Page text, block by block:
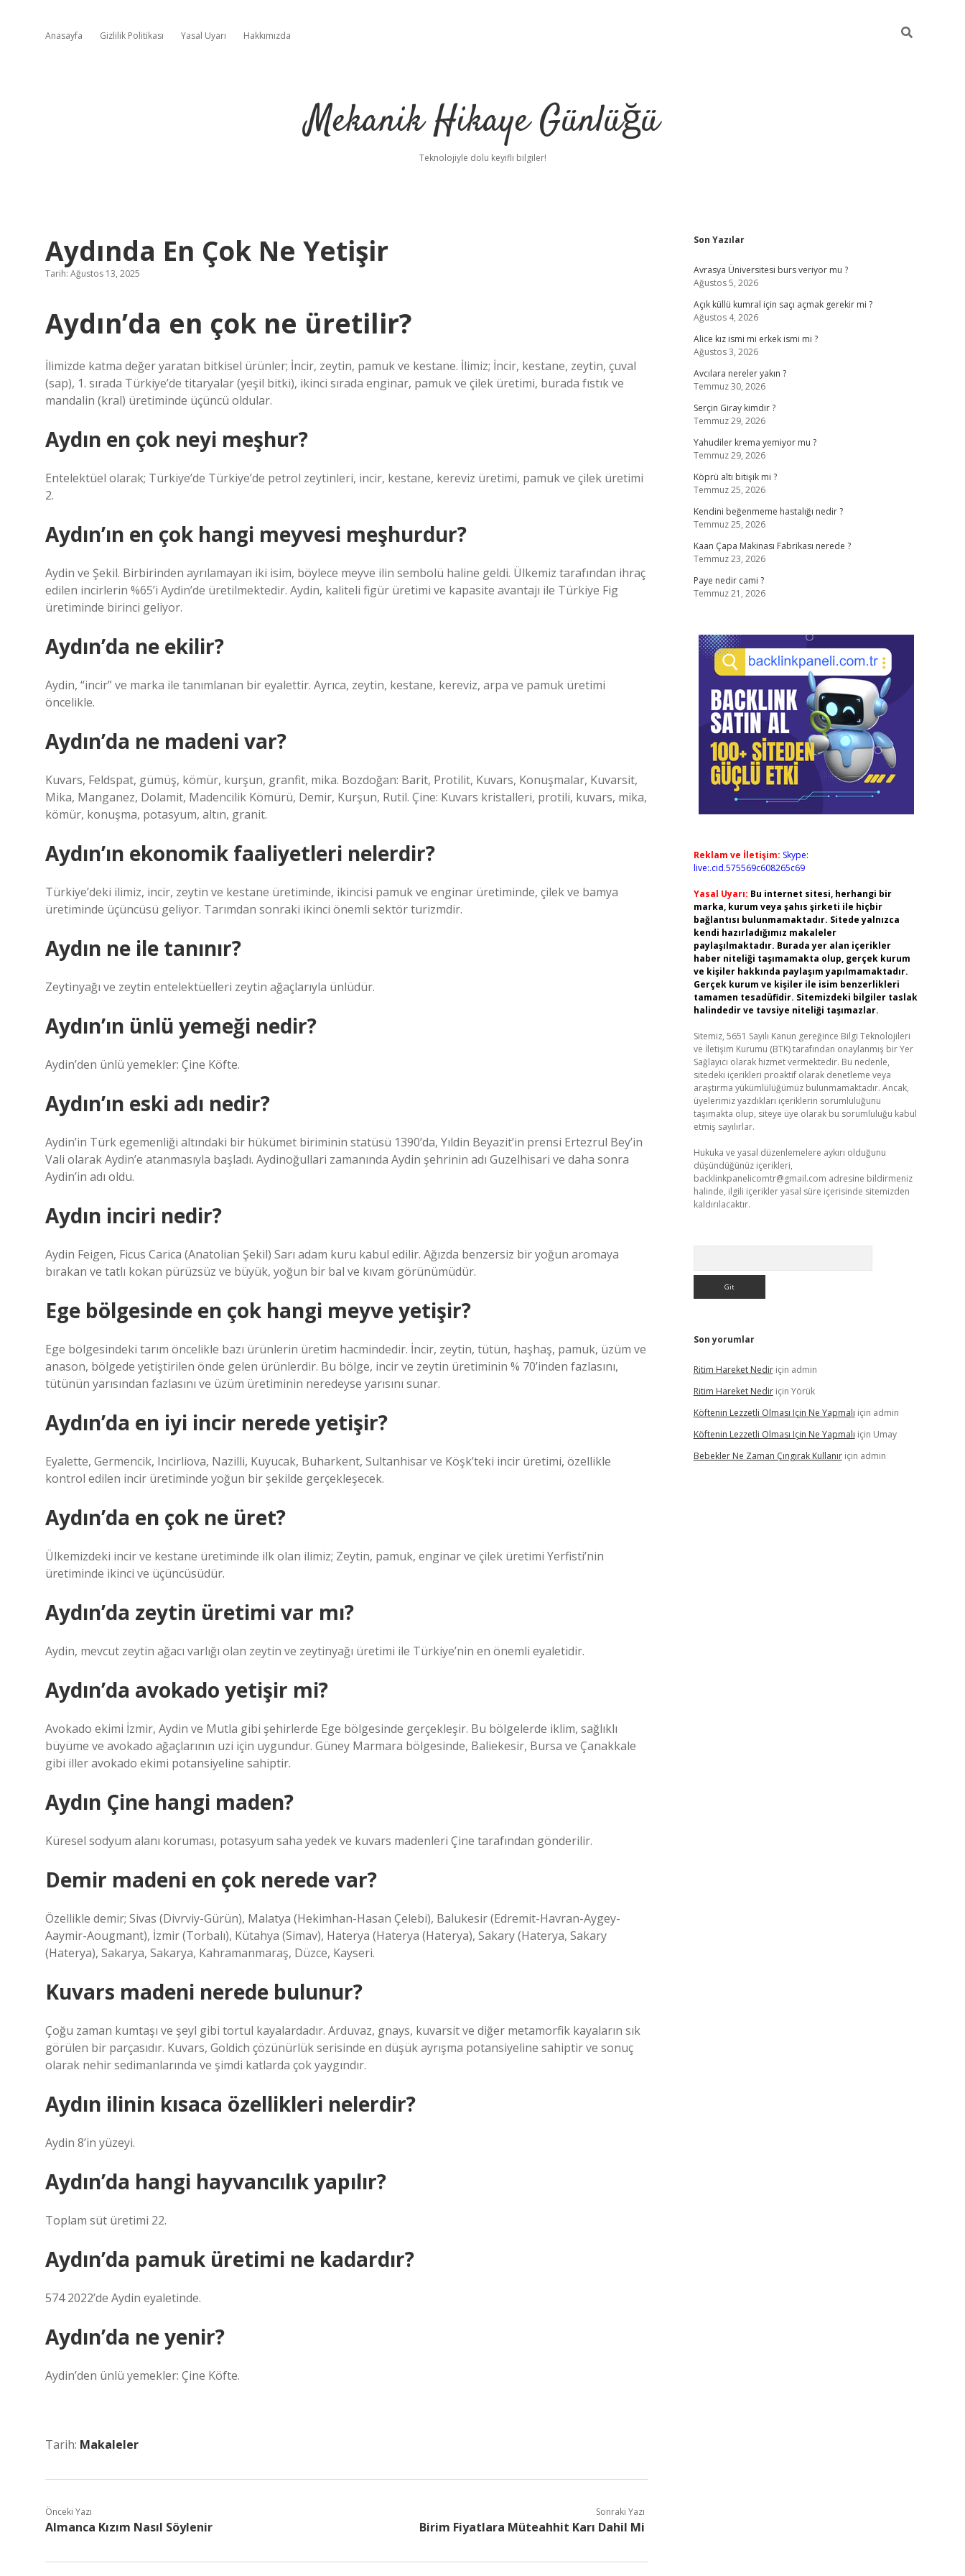
Anasayfa Gizlilik Politikası Yasal Uyarı Hakkımızda
Mekanik Hikaye Günlüğü
Teknolojiyle dolu keyifli bilgiler!
Aydında En Çok Ne Yetişir
Tarih: Ağustos 13, 2025
Aydın’da en çok ne üretilir?
İlimizde katma değer yaratan bitkisel ürünler; İncir, zeytin, pamuk ve kestane. İlimiz; İncir, kestane, zeytin, çuval
(sap), 1. sırada Türkiye’de titaryalar (yeşil bitki), ikinci sırada enginar, pamuk ve çilek üretimi, burada fıstık ve
mandalin (kral) üretiminde üçüncü oldular.
Aydın en çok neyi meşhur?
Entelektüel olarak; Türkiye’de Türkiye’de petrol zeytinleri, incir, kestane, kereviz üretimi, pamuk ve çilek üretimi
2.
Aydın’ın en çok hangi meyvesi meşhurdur?
Aydin ve Şekil. Birbirinden ayrılamayan iki isim, böylece meyve ilin sembolü haline geldi. Ülkemiz tarafından ihraç
edilen incirlerin %65’i Aydin’de üretilmektedir. Aydin, kaliteli figür üretimi ve kapasite avantajı ile Türkiye Fig
üretiminde birinci geliyor.
Aydın’da ne ekilir?
Aydin, “incir” ve marka ile tanımlanan bir eyalettir. Ayrıca, zeytin, kestane, kereviz, arpa ve pamuk üretimi
öncelikle.
Aydın’da ne madeni var?
Kuvars, Feldspat, gümüş, kömür, kurşun, granfit, mika. Bozdoğan: Barit, Protilit, Kuvars, Konuşmalar, Kuvarsit,
Mika, Manganez, Dolamit, Madencilik Kömürü, Demir, Kurşun, Rutil. Çine: Kuvars kristalleri, protili, kuvars, mika,
kömür, konuşma, potasyum, altın, granit.
Aydın’ın ekonomik faaliyetleri nelerdir?
Türkiye’deki ilimiz, incir, zeytin ve kestane üretiminde, ikincisi pamuk ve enginar üretiminde, çilek ve bamya
üretiminde üçüncüsü geliyor. Tarımdan sonraki ikinci önemli sektör turizmdir.
Aydın ne ile tanınır?
Zeytinyağı ve zeytin entelektüelleri zeytin ağaçlarıyla ünlüdür.
Aydın’ın ünlü yemeği nedir?
Aydin’den ünlü yemekler: Çine Köfte.
Aydın’ın eski adı nedir?
Aydin’in Türk egemenliği altındaki bir hükümet biriminin statüsü 1390’da, Yıldin Beyazit’in prensi Ertezrul Bey’in
Vali olarak Aydin’e atanmasıyla başladı. Aydinoğullari zamanında Aydin şehrinin adı Guzelhisari ve daha sonra
Aydin’in adı oldu.
Aydın inciri nedir?
Aydin Feigen, Ficus Carica (Anatolian Şekil) Sarı adam kuru kabul edilir. Ağızda benzersiz bir yoğun aromaya
bırakan ve tatlı kokan pürüzsüz ve büyük, yoğun bir bal ve kıvam görünümüdür.
Ege bölgesinde en çok hangi meyve yetişir?
Ege bölgesindeki tarım öncelikle bazı ürünlerin üretim hacmindedir. İncir, zeytin, tütün, haşhaş, pamuk, üzüm ve
anason, bölgede yetiştirilen önde gelen ürünlerdir. Bu bölge, incir ve zeytin üretiminin % 70’inden fazlasını,
tütünün yarısından fazlasını ve üzüm üretiminin neredeyse yarısını sunar.
Aydın’da en iyi incir nerede yetişir?
Eyalette, Germencik, Incirliova, Nazilli, Kuyucak, Buharkent, Sultanhisar ve Köşk’teki incir üretimi, özellikle
kontrol edilen incir üretiminde yoğun bir şekilde gerçekleşecek.
Aydın’da en çok ne üret?
Ülkemizdeki incir ve kestane üretiminde ilk olan ilimiz; Zeytin, pamuk, enginar ve çilek üretimi Yerfisti’nin
üretiminde ikinci ve üçüncüsüdür.
Aydın’da zeytin üretimi var mı?
Aydin, mevcut zeytin ağacı varlığı olan zeytin ve zeytinyağı üretimi ile Türkiye’nin en önemli eyaletidir.
Aydın’da avokado yetişir mi?
Avokado ekimi İzmir, Aydin ve Mutla gibi şehirlerde Ege bölgesinde gerçekleşir. Bu bölgelerde iklim, sağlıklı
büyüme ve avokado ağaçlarının uzi için uygundur. Güney Marmara bölgesinde, Baliekesir, Bursa ve Çanakkale
gibi iller avokado ekimi potansiyeline sahiptir.
Aydın Çine hangi maden?
Küresel sodyum alanı koruması, potasyum saha yedek ve kuvars madenleri Çine tarafından gönderilir.
Demir madeni en çok nerede var?
Özellikle demir; Sivas (Divrviy-Gürün), Malatya (Hekimhan-Hasan Çelebi), Balukesir (Edremit-Havran-Aygey-
Aaymir-Aougmant), İzmir (Torbalı), Kütahya (Simav), Haterya (Haterya (Haterya), Sakary (Haterya, Sakary
(Haterya), Sakarya, Sakarya, Kahramanmaraş, Düzce, Kayseri.
Kuvars madeni nerede bulunur?
Çoğu zaman kumtaşı ve şeyl gibi tortul kayalardadır. Arduvaz, gnays, kuvarsit ve diğer metamorfik kayaların sık
görülen bir parçasıdır. Kuvars, Goldich çözünürlük serisinde en düşük ayrışma potansiyeline sahiptir ve sonuç
olarak nehir sedimanlarında ve şimdi katlarda çok yaygındır.
Aydın ilinin kısaca özellikleri nelerdir?
Aydin 8’in yüzeyi.
Aydın’da hangi hayvancılık yapılır?
Toplam süt üretimi 22.
Aydın’da pamuk üretimi ne kadardır?
574 2022’de Aydin eyaletinde.
Aydın’da ne yenir?
Aydin’den ünlü yemekler: Çine Köfte.
Tarih: Makaleler
Önceki Yazı
Almanca Kızım Nasıl Söylenir
Sonraki Yazı
Birim Fiyatlara Müteahhit Karı Dahil Mi
Sidebar
Son Yazılar
Avrasya Üniversitesi burs veriyor mu ?
Ağustos 5, 2026
Açık küllü kumral için saçı açmak gerekir mi ?
Ağustos 4, 2026
Alice kız ismi mi erkek ismi mi ?
Ağustos 3, 2026
Avcılara nereler yakın ?
Temmuz 30, 2026
Serçin Giray kimdir ?
Temmuz 29, 2026
Yahudiler krema yemiyor mu ?
Temmuz 29, 2026
Köprü altı bitişik mi ?
Temmuz 25, 2026
Kendini beğenmeme hastalığı nedir ?
Temmuz 25, 2026
Kaan Çapa Makinası Fabrikası nerede ?
Temmuz 23, 2026
Paye nedir cami ?
Temmuz 21, 2026
Reklam ve İletişim: Skype:
live:.cid.575569c608265c69
Yasal Uyarı: Bu internet sitesi, herhangi bir
marka, kurum veya şahıs şirketi ile hiçbir
bağlantısı bulunmamaktadır. Sitede yalnızca
kendi hazırladığımız makaleler
paylaşılmaktadır. Burada yer alan içerikler
haber niteliği taşımamakta olup, gerçek kurum
ve kişiler hakkında paylaşım yapılmamaktadır.
Gerçek kurum ve kişiler ile isim benzerlikleri
tamamen tesadüfidir. Sitemizdeki bilgiler taslak
halindedir ve tavsiye niteliği taşımazlar.
Sitemiz, 5651 Sayılı Kanun gereğince Bilgi Teknolojileri
ve İletişim Kurumu (BTK) tarafından onaylanmış bir Yer
Sağlayıcı olarak hizmet vermektedir. Bu nedenle,
sitedeki içerikleri proaktif olarak denetleme veya
araştırma yükümlülüğümüz bulunmamaktadır. Ancak,
üyelerimiz yazdıkları içeriklerin sorumluluğunu
taşımakta olup, siteye üye olarak bu sorumluluğu kabul
etmiş sayılırlar.
Hukuka ve yasal düzenlemelere aykırı olduğunu
düşündüğünüz içerikleri,
backlinkpanelicomtr@gmail.com adresine bildirmeniz
halinde, ilgili içerikler yasal süre içerisinde sitemizden
kaldırılacaktır.
Son yorumlar
Ritim Hareket Nediriçin admin
Ritim Hareket Nediriçin Yörük
Köftenin Lezzetli Olması Için Ne Yapmalı için admin
Köftenin Lezzetli Olması Için Ne Yapmalı için Umay
Bebekler Ne Zaman Çıngırak Kullanıriçin admin